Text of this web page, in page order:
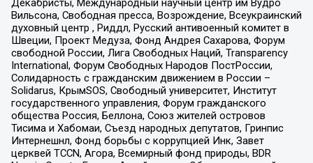
Декабристы, Международный научный центр им Вудро
Вильсона, Свободная пресса, Возрождение, Всеукраинский
духовный центр , Риддл, Русский антивоенный комитет в
Швеции, Проект Медуза, Фонд Андрея Сахарова, Форум
свободной России, Лига Свободных Наций, Transparеncy
International, Форум Свободных Народов ПостРоссии,
Солидарность с гражданским движением в России –
Solidarus, КрымSOS, Свободный университет, Институт
государственного управления, Форум гражданского
общества Россия, Беллона, Союз жителей островов
Тисима и Хабомаи, Съезд народных депутатов, Гринпис
Интернешнл, Фонд борьбы с коррупцией Инк, Завет
церквей TCCN, Агора, Всемирный фонд природы, BDR